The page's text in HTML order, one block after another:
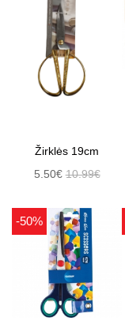
Žirklės 19cm
5.50€10.99€
-50%